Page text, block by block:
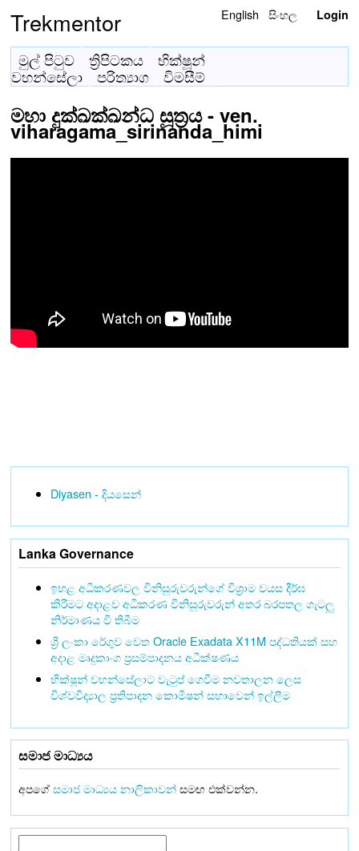
Trekmentor English සිංහල Login
මුල් පිටුව ත්‍රිපිටකය
භික්ෂූන්
වහන්සේලා
පරිත්‍යාග විමසීම්
මහා දුක්ඛක්ඛන්ධ සූත්‍රය - ven.
viharagama_sirinanda_himi
Diyasen - දියසෙන්
Lanka Governance
ඉහළ අධිකරණවල විනිසුරුවරුන්ගේ විශ්‍රාම වයස දීර්ඝ
කිරීමට අදාළව අධිකරණ විනිසුරුවරුන් අතර බරපතල ගැටලු
නිර්මාණය වී තිබීම
ශ්‍රී ලංකා රේගුව වෙත Oracle Exadata X11M පද්ධතියක් සහ
අදාළ මෘදුකාංග ප්‍රසම්පාදනය අධීක්ෂණය
භික්ෂූන් වහන්සේලාට වැටුප් ගෙවීම නවතාලන ලෙස
විශ්වවිද්‍යාල ප්‍රතිපාදන කොමිෂන් සභාවෙන් ඉල්ලීම
සමාජ මාධ්‍යය
අපගේසමාජ මාධ්‍යය නාලිකාවන්සමඟ එක්වන්න.